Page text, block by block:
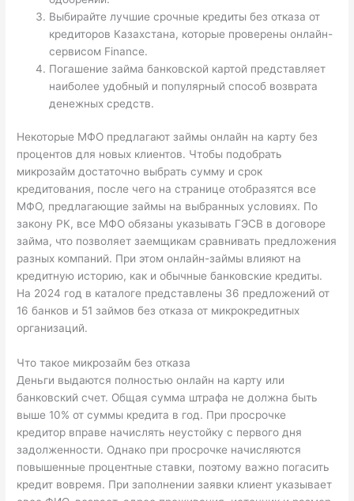
Выбирайте лучшие срочные кредиты без отказа от
кредиторов Казахстана, которые проверены онлайн-
сервисом Finance.
Погашение займа банковской картой представляет
наиболее удобный и популярный способ возврата
денежных средств.
Некоторые МФО предлагают займы онлайн на карту без
процентов для новых клиентов. Чтобы подобрать
микрозайм достаточно выбрать сумму и срок
кредитования, после чего на странице отобразятся все
МФО, предлагающие займы на выбранных условиях. По
закону РК, все МФО обязаны указывать ГЭСВ в договоре
займа, что позволяет заемщикам сравнивать предложения
разных компаний. При этом онлайн-займы влияют на
кредитную историю, как и обычные банковские кредиты.
На 2024 год в каталоге представлены 36 предложений от
16 банков и 51 займов без отказа от микрокредитных
организаций.
Что такое микрозайм без отказа
Деньги выдаются полностью онлайн на карту или
банковский счет. Общая сумма штрафа не должна быть
выше 10% от суммы кредита в год. При просрочке
кредитор вправе начислять неустойку с первого дня
задолженности. Однако при просрочке начисляются
повышенные процентные ставки, поэтому важно погасить
кредит вовремя. При заполнении заявки клиент указывает